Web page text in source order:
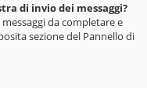
di invio dei messaggi?
da completare e
sezione del Pannello di